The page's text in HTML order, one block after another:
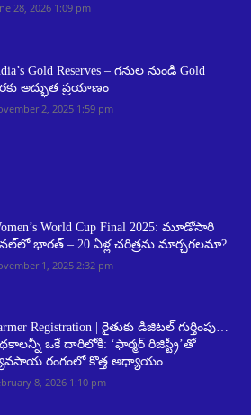
28, 2026 1:09 pm
Gold Reserves – గనుల నుండి Gold
అద్భుత ప్రయాణం
2, 2025 1:59 pm
World Cup Final 2025: మూడోసారి
భారత్ – 20 ఏళ్ల చరిత్రను మార్చగలమా?
1, 2025 2:32 pm
Registration | రైతుకు డిజిటల్ గుర్తింపు…
ఒకే దారిలోకి: ‘ఫార్మర్ రిజిస్ట్రీ’తో
రంగంలో కొత్త అధ్యాయం
8, 2026 1:10 pm